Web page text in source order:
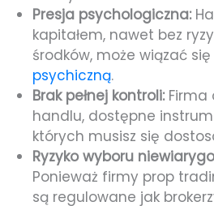
Presja psychologiczna:
kapitałem, nawet bez
środków, może wiązać się
psychiczną.
Brak pełnej kontroli:Firma
handlu, dostępne
których musisz się
Ryzyko wyboru
Ponieważ firmy prop
są regulowane jak